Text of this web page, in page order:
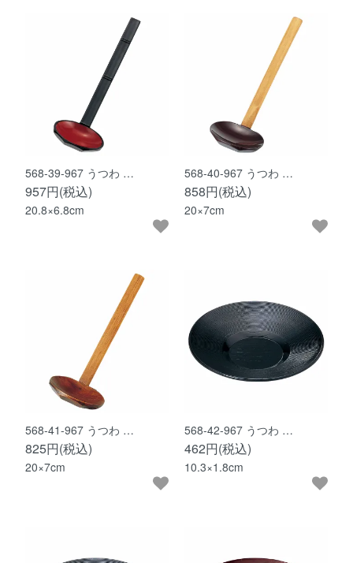
568-39-967 うつわ …
957円(税込)
20.8×6.8cm
568-40-967 うつわ …
858円(税込)
20×7cm
568-41-967 うつわ …
825円(税込)
20×7cm
568-42-967 うつわ …
462円(税込)
10.3×1.8cm